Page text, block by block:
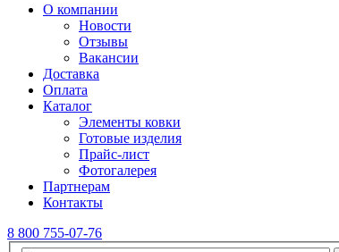
О компании
Новости
Отзывы
Вакансии
Доставка
Оплата
Каталог
Элементы ковки
Готовые изделия
Прайс-лист
Фотогалерея
Партнерам
Контакты
8 800 755-07-76